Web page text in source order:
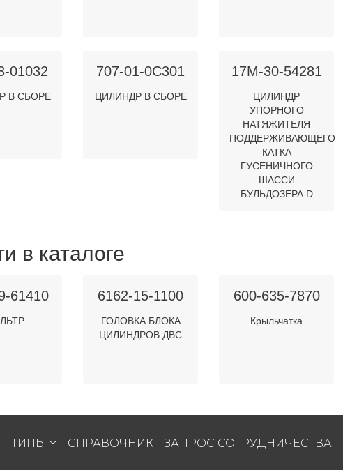
01032
В СБОРЕ
707-01-0C301
ЦИЛИНДР В СБОРЕ
17M-30-54281
ЦИЛИНДР
УПОРНОГО
НАТЯЖИТЕЛЯ
ПОДДЕРЖИВАЮЩЕГО
КАТКА
ГУСЕНИЧНОГО
ШАССИ
БУЛЬДОЗЕРА D
в каталоге
61410 6162-15-1100
ГОЛОВКА БЛОКА
ЦИЛИНДРОВ ДВС
600-635-7870
Крыльчатка
ТИПЫ СПРАВОЧНИК ЗАПРОС СОТРУДНИЧЕСТВА